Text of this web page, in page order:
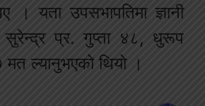
। यता उपसभापतिमा ज्ञानी
सुरेन्द्र प्र. गुप्ता ४८, धुरूप
ल्यानुभएको थियो ।